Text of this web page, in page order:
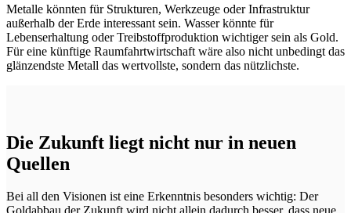
Metalle könnten für Strukturen, Werkzeuge oder Infrastruktur
außerhalb der Erde interessant sein. Wasser könnte für
Lebenserhaltung oder Treibstoffproduktion wichtiger sein als Gold.
Für eine künftige Raumfahrtwirtschaft wäre also nicht unbedingt das
glänzendste Metall das wertvollste, sondern das nützlichste.
Die Zukunft liegt nicht nur in neuen
Quellen
Bei all den Visionen ist eine Erkenntnis besonders wichtig: Der